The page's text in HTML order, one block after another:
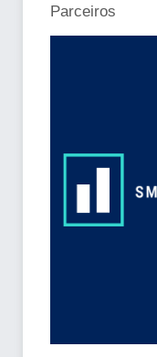
Parceiros